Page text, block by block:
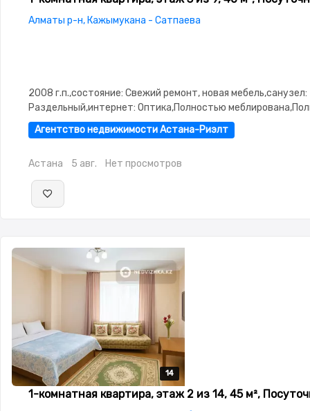
Алматы р-н, Кажымукана - Сатпаева
2008 г.п.,состояние: Свежий ремонт, новая мебель,санузел:
Раздельный,интернет: Оптика,Полностью
меблирована,потолки: 2.9,Неугловая,Улучшенная,Комнаты
изолированы,Счётчики,Тихий двор
Агентство недвижимости Астана-Риэлт
Астана 5 авг. Нет просмотров
14
14
14
14
14
1-комнатная квартира, этаж 2 из 14, 45 м²,